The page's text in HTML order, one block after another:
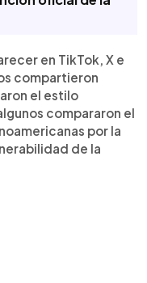
en TikTok, X e
compartieron
el estilo
compararon el
por la
de la